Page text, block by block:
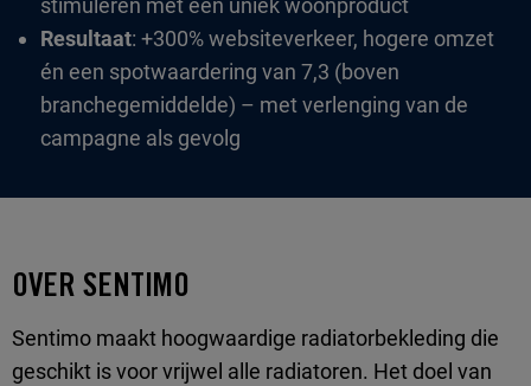
stimuleren met een uniek woonproduct
Resultaat: +300% websiteverkeer, hogere omzet
én een spotwaardering van 7,3 (boven
branchegemiddelde) – met verlenging van de
campagne als gevolg
OVER SENTIMO
Sentimo maakt hoogwaardige radiatorbekleding die
geschikt is voor vrijwel alle radiatoren. Het doel van